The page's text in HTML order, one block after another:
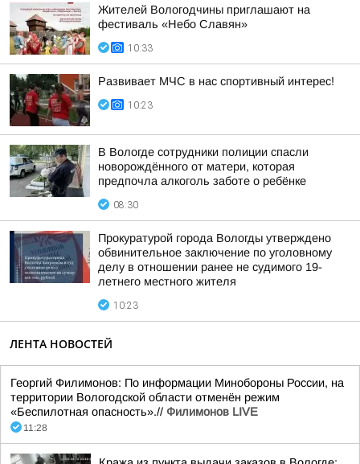
Жителей Вологодчины приглашают на
фестиваль «Небо Славян»
10:33
Развивает МЧС в нас спортивный интерес!
10:23
В Вологде сотрудники полиции спасли
новорождённого от матери, которая
предпочла алкоголь заботе о ребёнке
08:30
Прокуратурой города Вологды утверждено
обвинительное заключение по уголовному
делу в отношении ранее не судимого 19-
летнего местного жителя
10:23
ЛЕНТА НОВОСТЕЙ
Георгий Филимонов: По информации Минобороны России, на
территории Вологодской области отменён режим
«Беспилотная опасность».// Филимонов LIVE
11:28